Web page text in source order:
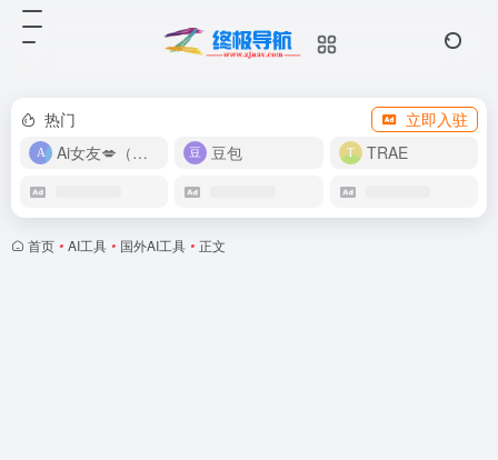
热门
立即入驻
Ai女友💋（在线畅玩）
豆包 TRAE
首页 • AI工具 • 国外AI工具 • 正文